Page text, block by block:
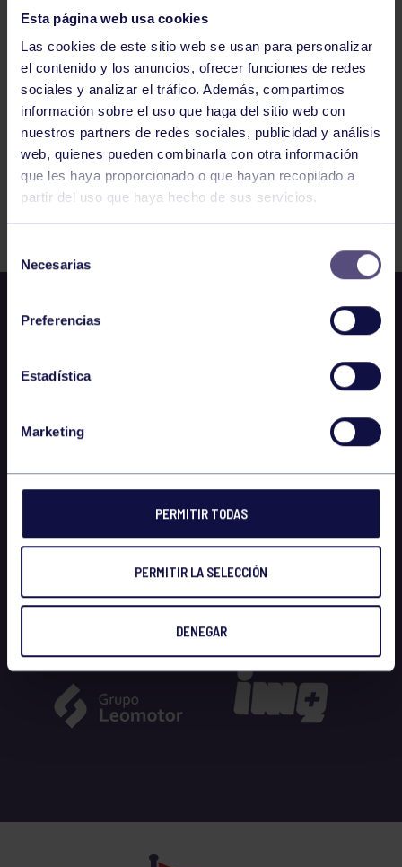
Esta página web usa cookies
Las cookies de este sitio web se usan para personalizar
el contenido y los anuncios, ofrecer funciones de redes
sociales y analizar el tráfico. Además, compartimos
información sobre el uso que haga del sitio web con
nuestros partners de redes sociales, publicidad y análisis
web, quienes pueden combinarla con otra información
que les haya proporcionado o que hayan recopilado a
partir del uso que haya hecho de sus servicios.
Necesarias
Preferencias
Estadística
Marketing
PERMITIR TODAS
PERMITIR LA SELECCIÓN
DENEGAR
993 994